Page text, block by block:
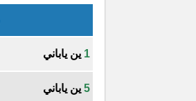
1 ين ياباني
5 ين ياباني